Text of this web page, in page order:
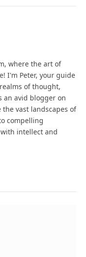
where the art of
I'm Peter, your guide
of thought,
an avid blogger on
vast landscapes of
compelling
intellect and